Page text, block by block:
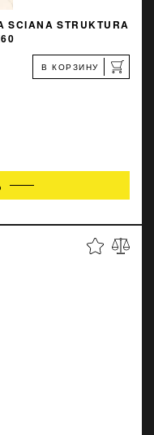
SCIANA STRUKTURA
В КОРЗИНУ